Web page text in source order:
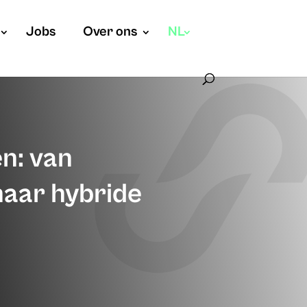
Jobs Over ons NL
van
hybride